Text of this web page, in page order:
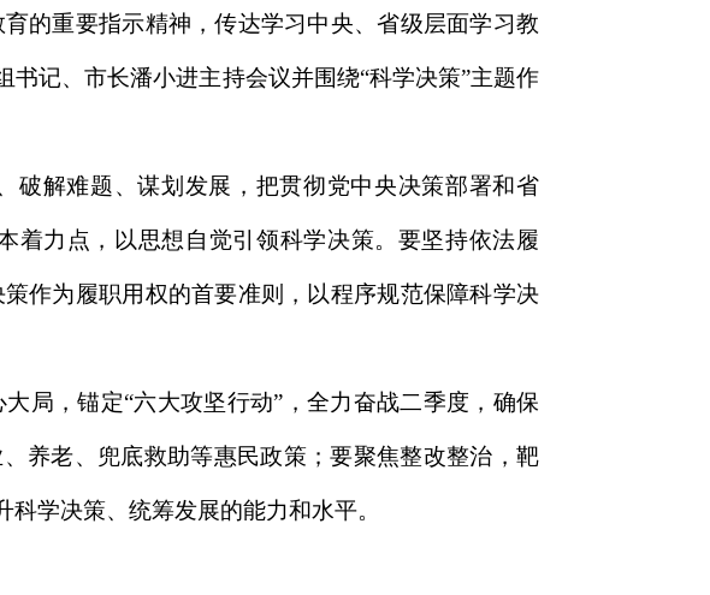
的重要指示精神，传达学习中央、省级层面学习教
记、市长潘小进主持会议并围绕“科学决策”主题作
破解难题、谋划发展，把贯彻党中央决策部署和省
着力点，以思想自觉引领科学决策。要坚持依法履
作为履职用权的首要准则，以程序规范保障科学决
局，锚定“六大攻坚行动”，全力奋战二季度，确保
养老、兜底救助等惠民政策；要聚焦整改整治，靶
学决策、统筹发展的能力和水平。